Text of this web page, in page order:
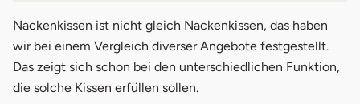
1. Nackenkissen für die Reise
Nackenkissen im Test
2.1 RelaxFix von Sandini
Nackenkissen ist nicht gleich Nackenkissen, das haben
wir bei einem Vergleich diverser Angebote festgestellt.
Das zeigt sich schon bei den unterschiedlichen Funktion,
die solche Kissen erfüllen sollen.